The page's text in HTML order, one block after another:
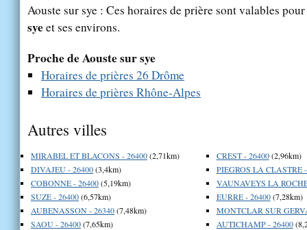
Aouste sur sye : Ces horaires de prière sont valables
syeet ses environs.
Proche de Aouste sur sye
Horaires de prières 26 Drôme
Horaires de prières Rhône-Alpes
Autres villes
MIRABEL ET BLACONS - 26400(2,71km)
DIVAJEU - 26400(3,4km)
COBONNE - 26400(5,19km)
SUZE - 26400(6,57km)
AUBENASSON - 26340(7,48km)
SAOU - 26400(7,65km)
CREST - 26400(2,96km)
PIEGROS LA CLASTRE
VAUNAVEYS LA
EURRE - 26400(7,28km)
MONTCLAR SUR
AUTICHAMP - 26400